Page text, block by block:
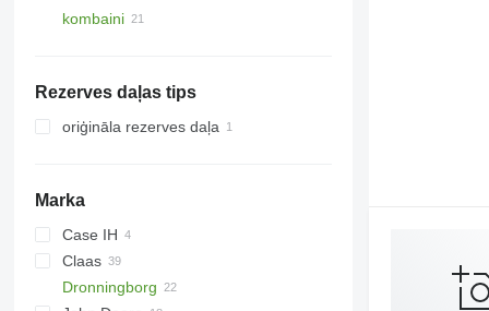
kombaini
Rezerves daļas tips
oriģināla rezerves daļa
Marka
Case IH
1680
2188
Claas
Commandor
Dronningborg